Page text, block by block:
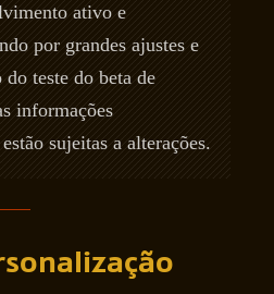
ativo e
por grandes ajustes e
teste do beta de
informações
sujeitas a alterações.